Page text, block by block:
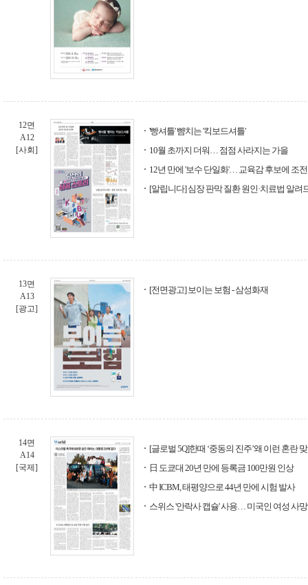
12면
A12
[사회]
'빵셔틀' 뺨치는 '킥보드셔틀'
10월 초까지 더워… 점점 사라지는 가을
12년 만에 '보수 단일화'… 교육감 후보에 조
[알립니다] 심장 판막 질환 원인·치료법 알려
13면
A13
[광고]
[전면광고] 보이는 보험 - 삼성화재
14면
A14
[국제]
[글로벌 5Q]한때 ‘중동의 진주’왜 이런 혼란
日 도쿄대 20년 만에 등록금 100만원 인상
中 ICBM, 태평양으로 44년 만에 시험 발사
스위스 '안락사 캡슐' 사용… 미국인 여성 사